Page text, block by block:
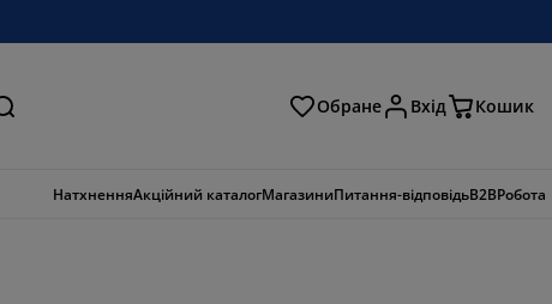
Пошук Обране Вхід Кошик
НатхненняАкційний каталогМагазиниПитання-відповідьB2BРобота